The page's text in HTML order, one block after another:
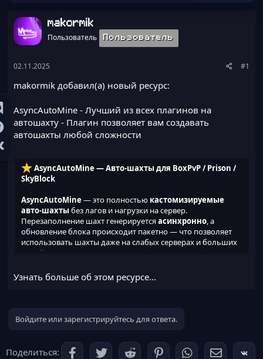
makormik
Пользователь Пользователь
02.11.2025 #1
makormik добавил(а) новый ресурс:
AsyncAutoMine - Лучший из всех плагинов на
автошахту - Плагин позволяет вам создавать
автошахты любой сложности
AsyncAutoMine — Авто-шахты для BoxPvP / Prison /
SkyBlock
AsyncAutoMine — это полностью кастомизируемые
авто-шахты без лагов и нагрузки на сервер.
Перезаполнение шахт генерируетсяасинхронно, а
обновление блока происходит пакетно — что позволяет
использовать шахты даже на слабых серверах и больших
онлайн-проектах.
Возможности:​
Автоматический...
Узнать больше об этом ресурсе...
Войдите или зарегистрируйтесь для ответа.
Поделиться: